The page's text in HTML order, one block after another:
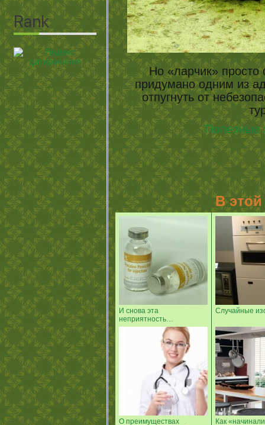
Но «ларчик» просто
придумано одним из
отпугнуть от
Полезные
В
И снова эта
неприятность…
Случайные
О преимуществах
Как